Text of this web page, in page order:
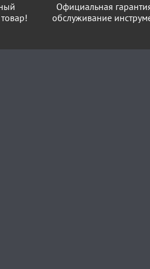
Официальная
обслуживание